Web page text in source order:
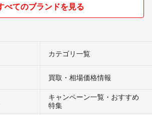
べてのブランドを見る
カテゴリ一覧
買取・相場価格情報
キャンペーン一覧・おすすめ
特集